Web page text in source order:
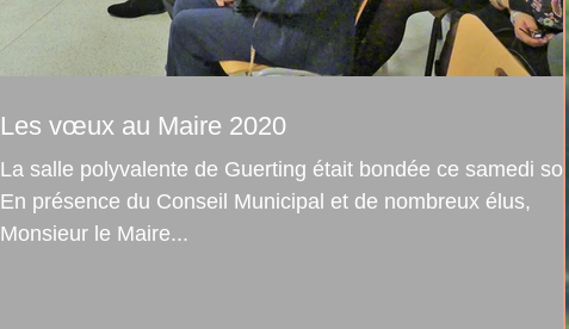
Les vœux au Maire 2020
La salle polyvalente de Guerting était bondée ce samedi soir.
En présence du Conseil Municipal et de nombreux élus,
Monsieur le Maire...